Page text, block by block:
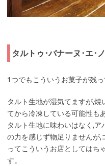
タルトゥ･バナーヌ･エ･
1つでもこういうお菓子が残っ
タルト生地が湿気てますが,
てから冷凍している可能性も
タルト生地に味わいはなく,
の力を感じず物足りませんが,
ってこういうお店としてはち
す。